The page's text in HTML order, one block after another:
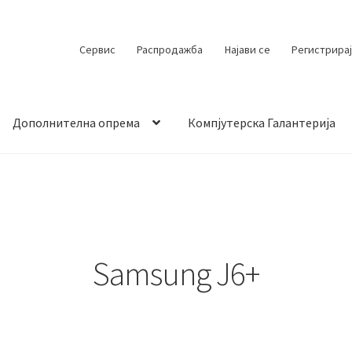
Сервис Распродажба Најави се
Дополнителна опрема Компјутерска Галантерија
Samsung J6+